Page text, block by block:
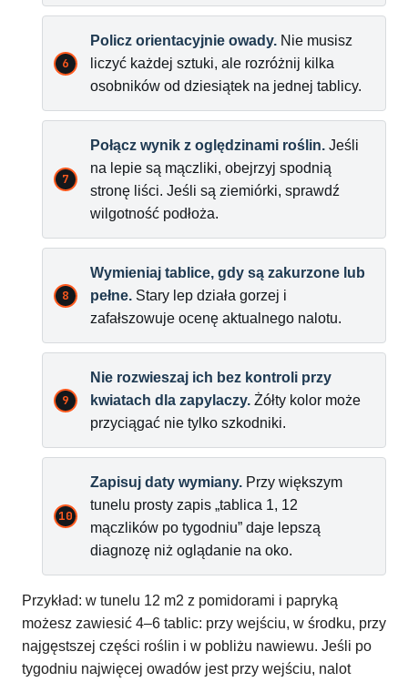
Policz orientacyjnie owady. Nie musisz
liczyć każdej sztuki, ale rozróżnij kilka
osobników od dziesiątek na jednej tablicy.
Połącz wynik z oględzinami roślin. Jeśli
na lepie są mączliki, obejrzyj spodnią
stronę liści. Jeśli są ziemiórki, sprawdź
wilgotność podłoża.
Wymieniaj tablice, gdy są zakurzone lub
pełne. Stary lep działa gorzej i
zafałszowuje ocenę aktualnego nalotu.
Nie rozwieszaj ich bez kontroli przy
kwiatach dla zapylaczy. Żółty kolor może
przyciągać nie tylko szkodniki.
Zapisuj daty wymiany. Przy większym
tunelu prosty zapis „tablica 1, 12
mączlików po tygodniu” daje lepszą
diagnozę niż oglądanie na oko.
Przykład: w tunelu 12 m2 z pomidorami i papryką
możesz zawiesić 4–6 tablic: przy wejściu, w środku, przy
najgęstszej części roślin i w pobliżu nawiewu. Jeśli po
tygodniu najwięcej owadów jest przy wejściu, nalot